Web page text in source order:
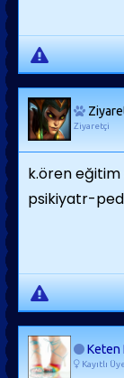
Ziyaretçi
k.ören
psikiyatr-
Keten
Kayıtlı